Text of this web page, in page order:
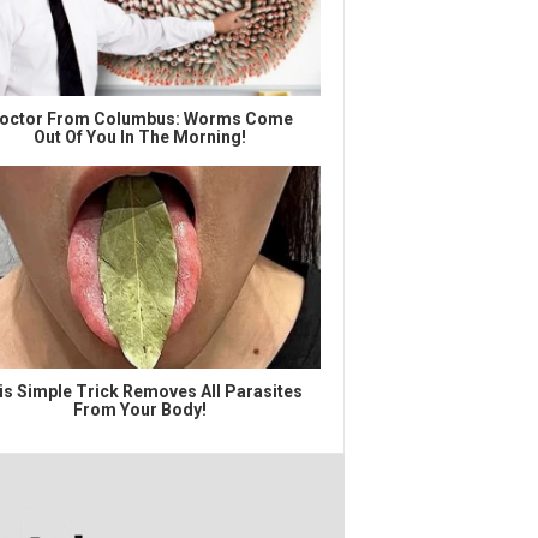
From Columbus: Worms Come
Out Of You In The Morning!
Simple Trick Removes All Parasites
From Your Body!